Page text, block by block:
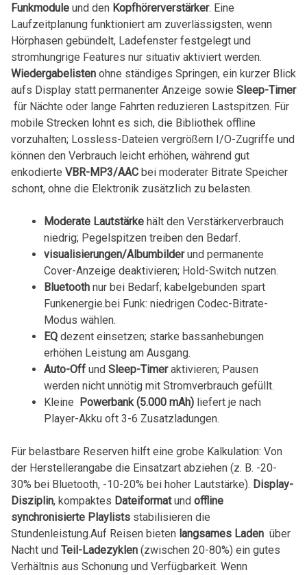
Funkmoduleund den Kopfhörerverstärker. Eine
Laufzeitplanung funktioniert⁤ am zuverlässigsten, ⁢wenn
Hörphasen gebündelt, Ladefenster festgelegt und
stromhungrige ‌Features⁤ nur situativ aktiviert werden.
Wiedergabelistenohne ständiges Springen, ein kurzer Blick
aufs Display statt permanenter⁤ Anzeige sowie Sleep-Timer
‌ für Nächte oder lange Fahrten reduzieren Lastspitzen. Für
mobile Strecken lohnt es sich, die Bibliothek offline
vorzuhalten; Lossless-Dateien vergrößern I/O-Zugriffe und
können den Verbrauch leicht erhöhen, ⁤während gut
enkodierte⁤ VBR-MP3/AACbei⁢ moderater Bitrate ‌Speicher
schont, ohne die Elektronik zusätzlich zu belasten.
Moderate Lautstärkehält den Verstärkerverbrauch
niedrig; Pegelspitzen treiben den Bedarf.
visualisierungen/Albumbilderund permanente
Cover-Anzeige⁤ deaktivieren; Hold-Switch ⁤nutzen.
Bluetoothnur bei Bedarf; ‍kabelgebunden spart
Funkenergie.bei Funk: niedrigen Codec-Bitrate-
Modus wählen.
EQdezent einsetzen; starke bassanhebungen
erhöhen Leistung am Ausgang.
Auto-Off‍und Sleep-Timeraktivieren; Pausen
werden nicht ​unnötig⁤ mit‌ Stromverbrauch ‍gefüllt.
Kleine ‌ Powerbank (5.000 mAh)liefert je nach
Player-Akku oft 3-6 Zusatzladungen.
Für belastbare Reserven hilft eine grobe Kalkulation: ⁢Von
der Herstellerangabe die Einsatzart‌ abziehen (z. B. -20-
30% bei Bluetooth, -10-20% bei hoher Lautstärke). Display-
Disziplin, kompaktes Dateiformatund offline
synchronisierte Playlistsstabilisieren⁣ die
Stundenleistung.Auf ⁣Reisen bieten langsames Laden⁣ über
Nacht und Teil-Ladezyklen(zwischen 20-80%) ein gutes
Verhältnis aus Schonung und Verfügbarkeit. Wenn